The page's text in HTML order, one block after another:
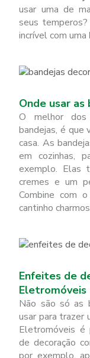
usar uma de
seus temperos?
incrível com uma
Onde usar as
O melhor dos
bandejas, é que
casa. As
em cozinhas,
exemplo. Elas
cremes e um
Combine com
cantinho
Enfeites de
Eletromóveis
Não são só as
usar para trazer
Eletromóveis é
de decoração